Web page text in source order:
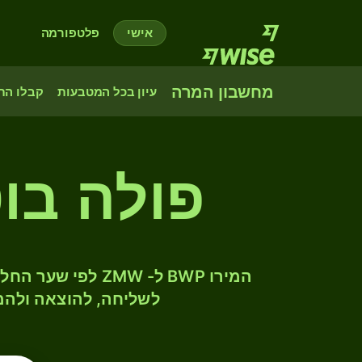
אישי פלטפורמה
מחשבון המרה עיון בכל המטבעות קבלו
פולה
לשליחה, להוצאה